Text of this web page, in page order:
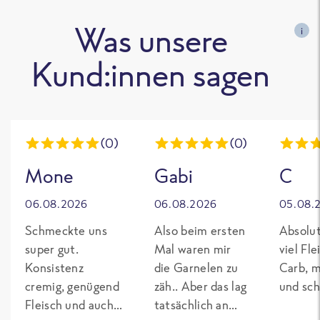
Was unsere
Kund:innen sagen
i
(0)
Mone
06.08.2026
Schmeckte uns
super gut.
Konsistenz
cremig, genügend
Fleisch und auch
(0)
Gabi
06.08.2026
Also beim ersten
Mal waren mir
die Garnelen zu
zäh.. Aber das lag
tatsächlich an
C
viel
Carb,
und